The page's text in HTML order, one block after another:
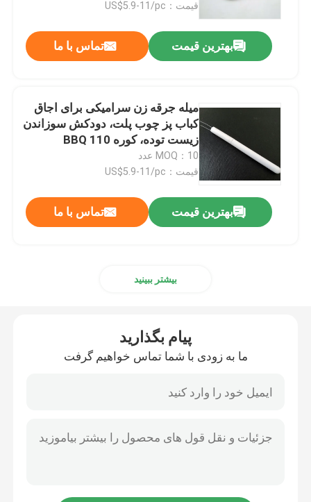
قیمت：US$5.9-11/pc
بهترین قیمت تماس با ما
میله جرقه زن سرامیکی برای اجاق
کباب پز چوب پلت، دودکش سوزاندن
زیست توده، کوره BBQ 110
ولت/120 ولت 120 وات
MOQ：10 عدد
قیمت：US$5.9-11/pc
بهترین قیمت تماس با ما
بیشتر ببینید
پیام بگذارید
ما به زودی با شما تماس خواهیم گرفت